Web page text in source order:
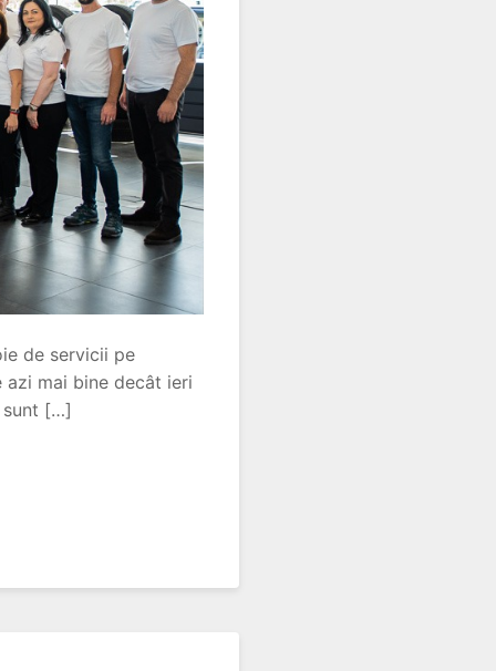
de servicii pe
mai bine decât ieri
sunt […]